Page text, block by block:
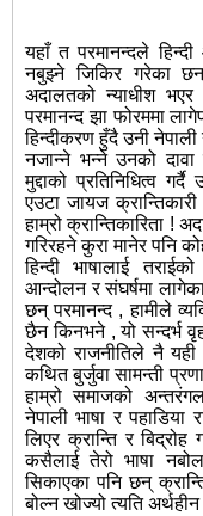
यहाँ त परमानन्दले
नबुझ्ने जिकिर गरेका
अदालतको न्याधीश भएर
परमानन्द झा फोरममा
हिन्दीकरण हुँदै उनी
नजान्ने भन्ने उनको
मुद्दाको प्रतिनिधित्व
एउटा जायज
हाम्रो क्रान्तिकारिता !
गरिरहने कुरा मानेर पनि
हिन्दी भाषालाई
आन्दोलन र संघर्षमा
छन् परमानन्द , हामीले
छैन किनभने , यो सन्दर्भ
देशको राजनीतिले नै
कथित बुर्जुवा सामन्ती
हाम्रो समाजको
नेपाली भाषा र पहाडिया
लिएर क्रान्ति र
कसैलाई तेरो भाषा
सिकाएका पनि छन्
बोल्न खोज्यो त्यति